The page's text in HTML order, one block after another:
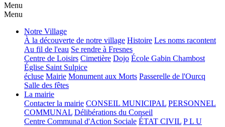
Menu
Menu
Notre Village
À la découverte de notre village Histoire Les noms racontent
Au fil de l'eau Se rendre à Fresnes
Centre de Loisirs Cimetière Dojo École Gabin Chambost
Église Saint Sulpice
écluse Mairie Monument aux Morts Passerelle de l'Ourcq
Salle des fêtes
La mairie
Contacter la mairie CONSEIL MUNICIPAL PERSONNEL
COMMUNAL Délibérations du Conseil
Centre Communal d'Action Sociale ÉTAT CIVIL P L U